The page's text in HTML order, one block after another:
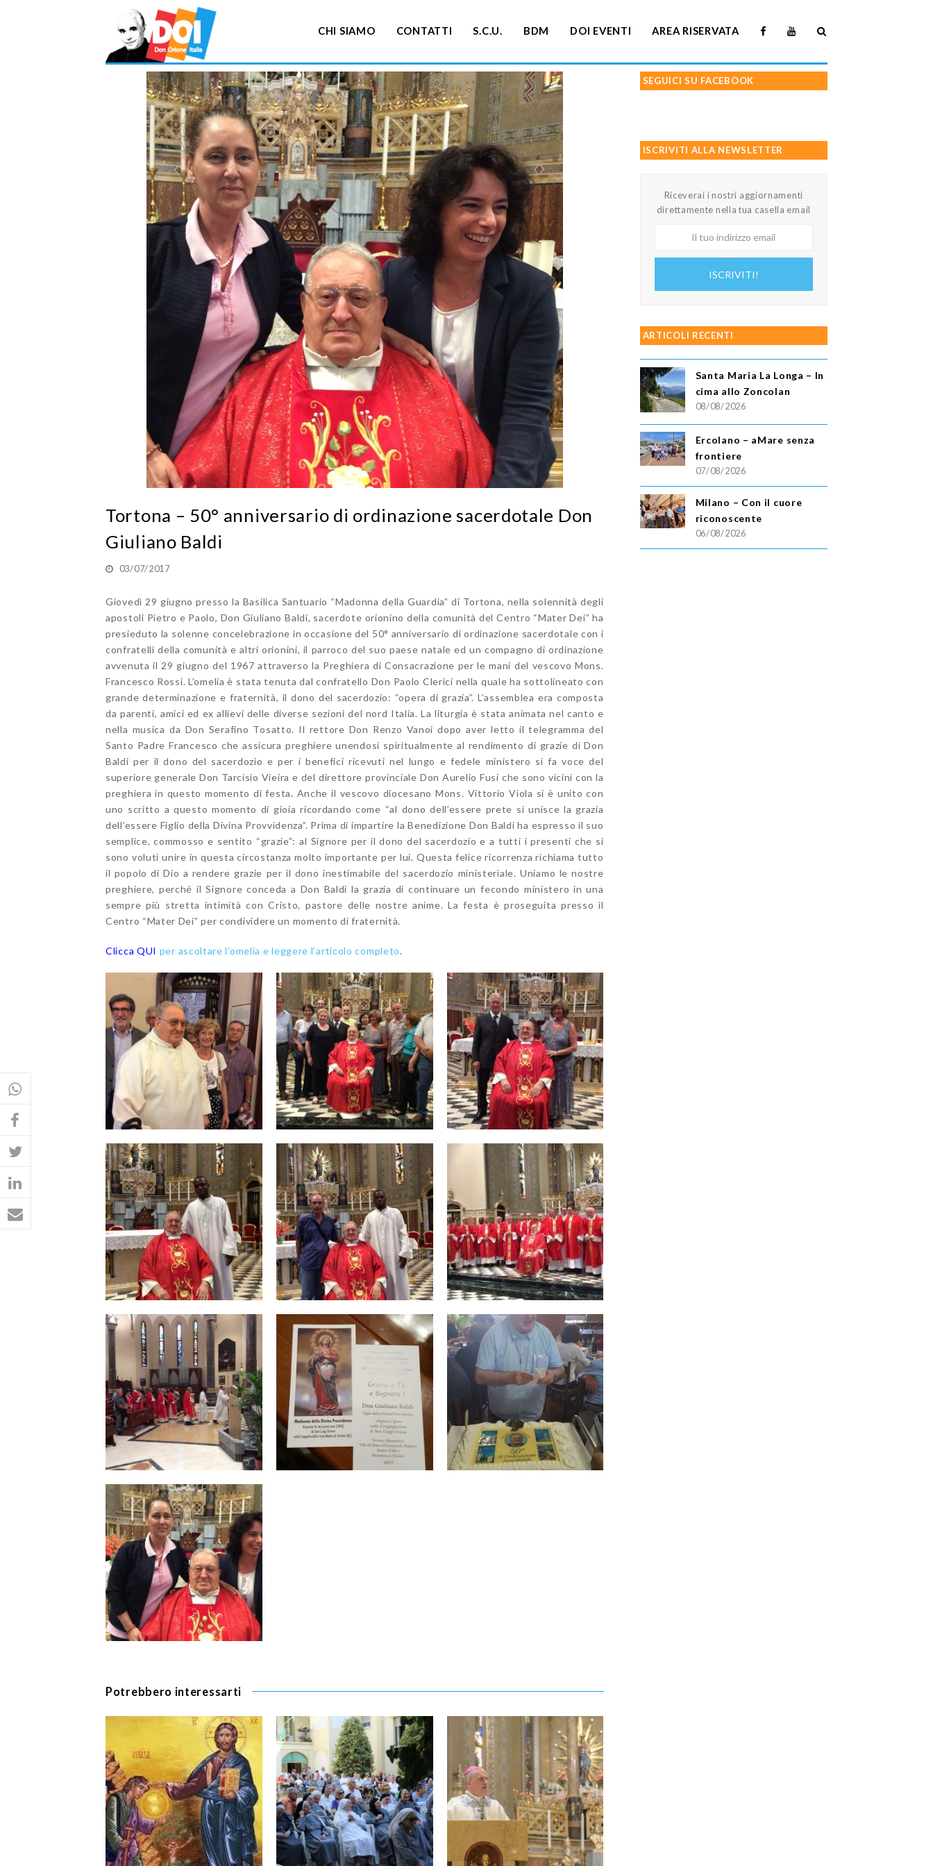
CHI SIAMO CONTATTI S.C.U. BDM DOI EVENTI AREA RISERVATA
Tortona – 50° anniversario di ordinazione sacerdotale Don
Giuliano Baldi
03/07/2017
Giovedì 29 giugno presso la Basilica Santuario “Madonna della Guardia” di Tortona, nella solennità degli
apostoli Pietro e Paolo, Don Giuliano Baldi, sacerdote orionino della comunità del Centro “Mater Dei” ha
presieduto la solenne concelebrazione in occasione del 50° anniversario di ordinazione sacerdotale con i
confratelli della comunità e altri orionini, il parroco del suo paese natale ed un compagno di ordinazione
avvenuta il 29 giugno del 1967 attraverso la Preghiera di Consacrazione per le mani del vescovo Mons.
Francesco Rossi. L’omelia è stata tenuta dal confratello Don Paolo Clerici nella quale ha sottolineato con
grande determinazione e fraternità, il dono del sacerdozio: “opera di grazia”. L’assemblea era composta
da parenti, amici ed ex allievi delle diverse sezioni del nord Italia. La liturgia è stata animata nel canto e
nella musica da Don Serafino Tosatto. Il rettore Don Renzo Vanoi dopo aver letto il telegramma del
Santo Padre Francesco che assicura preghiere unendosi spiritualmente al rendimento di grazie di Don
Baldi per il dono del sacerdozio e per i benefici ricevuti nel lungo e fedele ministero si fa voce del
superiore generale Don Tarcisio Vieira e del direttore provinciale Don Aurelio Fusi che sono vicini con la
preghiera in questo momento di festa. Anche il vescovo diocesano Mons. Vittorio Viola si è unito con
uno scritto a questo momento di gioia ricordando come “al dono dell’essere prete si unisce la grazia
dell’essere Figlio della Divina Provvidenza”. Prima di impartire la Benedizione Don Baldi ha espresso il suo
semplice, commosso e sentito “grazie”: al Signore per il dono del sacerdozio e a tutti i presenti che si
sono voluti unire in questa circostanza molto importante per lui. Questa felice ricorrenza richiama tutto
il popolo di Dio a rendere grazie per il dono inestimabile del sacerdozio ministeriale. Uniamo le nostre
preghiere, perché il Signore conceda a Don Baldi la grazia di continuare un fecondo ministero in una
sempre più stretta intimità con Cristo, pastore delle nostre anime. La festa è proseguita presso il
Centro “Mater Dei” per condividere un momento di fraternità.
Clicca QUI per ascoltare l’omelia e leggere l’articolo completo.
Potrebbero interessarti
SEGUICI SU FACEBOOK
ISCRIVITI ALLA NEWSLETTER
Riceverai i nostri aggiornamenti
direttamente nella tua casella email
ISCRIVITI!
ARTICOLI RECENTI
Santa Maria La Longa – In
cima allo Zoncolan
08/08/2026
Ercolano – aMare senza
frontiere
07/08/2026
Milano – Con il cuore
riconoscente
06/08/2026